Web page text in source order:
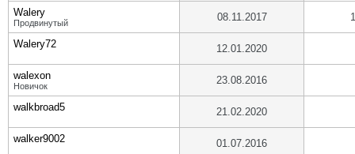
Walery
Продвинутый 08.11.2017
Walery72 12.01.2020
walexon
Новичок 23.08.2016
walkbroad5 21.02.2020
walker9002 01.07.2016